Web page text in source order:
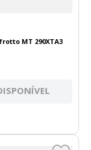
MT 290XTA3